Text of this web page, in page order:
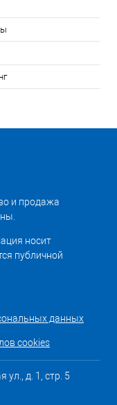
и продажа
носит
публичной
данных
cookies
ул., д. 1, стр. 5